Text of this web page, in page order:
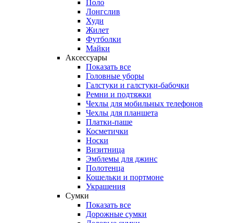
Поло
Лонгслив
Худи
Жилет
Футболки
Майки
Аксессуары
Показать все
Головные уборы
Галстуки и галстуки-бабочки
Ремни и подтяжки
Чехлы для мобильных телефонов
Чехлы для планшета
Платки-паше
Косметички
Носки
Визитница
Эмблемы для джинс
Полотенца
Кошельки и портмоне
Украшения
Сумки
Показать все
Дорожные сумки